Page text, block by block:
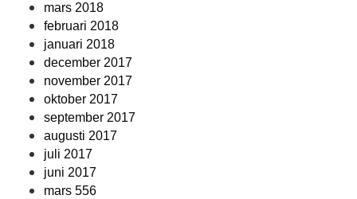
mars 2018
februari 2018
januari 2018
december 2017
november 2017
oktober 2017
september 2017
augusti 2017
juli 2017
juni 2017
mars 556